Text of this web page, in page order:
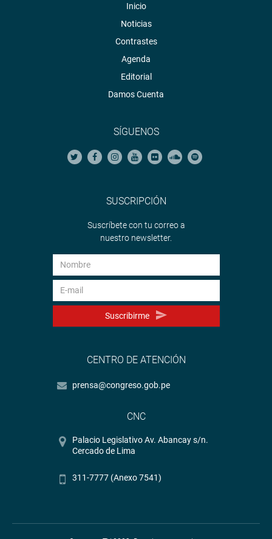
Inicio
Noticias
Contrastes
Agenda
Editorial
Damos Cuenta
SÍGUENOS
SUSCRIPCIÓN
Suscríbete con tu correo a
nuestro newsletter.
Suscribirme
CENTRO DE ATENCIÓN
prensa@congreso.gob.pe
CNC
Palacio Legislativo Av. Abancay s/n.
Cercado de Lima
311-7777 (Anexo 7541)